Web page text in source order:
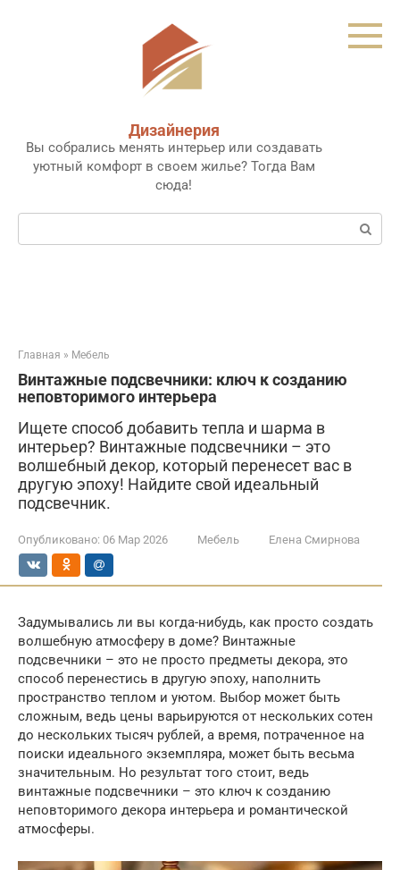
Дизайнерия
Вы собрались менять интерьер или создавать
уютный комфорт в своем жилье? Тогда Вам
сюда!
Поиск:
Главная » Мебель
Винтажные подсвечники: ключ к созданию
неповторимого интерьера
Ищете способ добавить тепла и шарма в
интерьер? Винтажные подсвечники – это
волшебный декор, который перенесет вас в
другую эпоху! Найдите свой идеальный
подсвечник.
Опубликовано: 06 Мар 2026 Мебель Елена Смирнова
Задумывались ли вы когда-нибудь, как просто создать
волшебную атмосферу в доме? Винтажные
подсвечники – это не просто предметы декора, это
способ перенестись в другую эпоху, наполнить
пространство теплом и уютом. Выбор может быть
сложным, ведь цены варьируются от нескольких сотен
до нескольких тысяч рублей, а время, потраченное на
поиски идеального экземпляра, может быть весьма
значительным. Но результат того стоит, ведь
винтажные подсвечники – это ключ к созданию
неповторимого декора интерьера и романтической
атмосферы.